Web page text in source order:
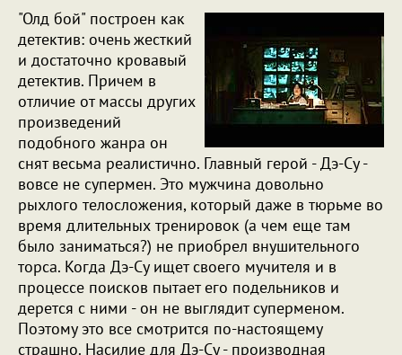
"Олд бой" построен как
детектив: очень жесткий
и достаточно кровавый
детектив. Причем в
отличие от массы других
произведений
подобного жанра он
снят весьма реалистично. Главный герой - Дэ-Су -
вовсе не супермен. Это мужчина довольно
рыхлого телосложения, который даже в тюрьме во
время длительных тренировок (а чем еще там
было заниматься?) не приобрел внушительного
торса. Когда Дэ-Су ищет своего мучителя и в
процессе поисков пытает его подельников и
дерется с ними - он не выглядит суперменом.
Поэтому это все смотрится по-настоящему
страшно. Насилие для Дэ-Су - производная